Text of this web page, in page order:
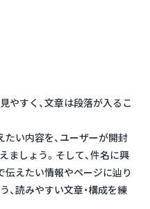
やすく、文章は段落が入るこ
たい内容を、ユーザーが開封
ましょう。そして、件名に興
伝えたい情報やページに辿り
読みやすい文章・構成を練